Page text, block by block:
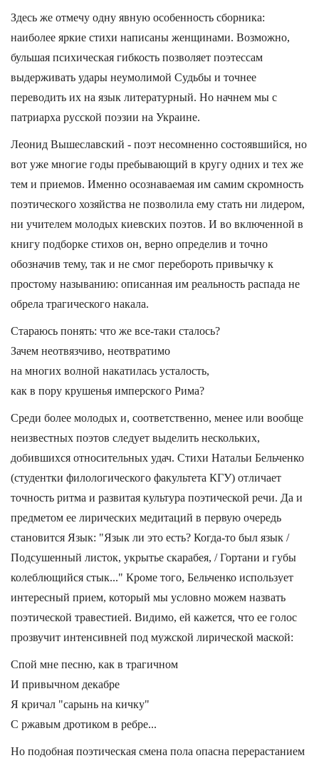
Здесь же отмечу одну явную особенность сборника:
наиболее яркие стихи написаны женщинами. Возможно,
бульшая психическая гибкость позволяет поэтессам
выдерживать удары неумолимой Судьбы и точнее
переводить их на язык литературный. Но начнем мы с
патриарха русской поэзии на Украине.
Леонид Вышеславский - поэт несомненно состоявшийся, но
вот уже многие годы пребывающий в кругу одних и тех же
тем и приемов. Именно осознаваемая им самим скромность
поэтического хозяйства не позволила ему стать ни лидером,
ни учителем молодых киевских поэтов. И во включенной в
книгу подборке стихов он, верно определив и точно
обозначив тему, так и не смог перебороть привычку к
простому называнию: описанная им реальность распада не
обрела трагического накала.
Стараюсь понять: что же все-таки сталось?
Зачем неотвязчиво, неотвратимо
на многих волной накатилась усталость,
как в пору крушенья имперского Рима?
Среди более молодых и, соответственно, менее или вообще
неизвестных поэтов следует выделить нескольких,
добившихся относительных удач. Стихи Натальи Бельченко
(студентки филологического факультета КГУ) отличает
точность ритма и развитая культура поэтической речи. Да и
предметом ее лирических медитаций в первую очередь
становится Язык: "Язык ли это есть? Когда-то был язык /
Подсушенный листок, укрытье скарабея, / Гортани и губы
колеблющийся стык..." Кроме того, Бельченко использует
интересный прием, который мы условно можем назвать
поэтической травестией. Видимо, ей кажется, что ее голос
прозвучит интенсивней под мужской лирической маской:
Спой мне песню, как в трагичном
И привычном декабре
Я кричал "сарынь на кичку"
С ржавым дротиком в ребре...
Но подобная поэтическая смена пола опасна перерастанием